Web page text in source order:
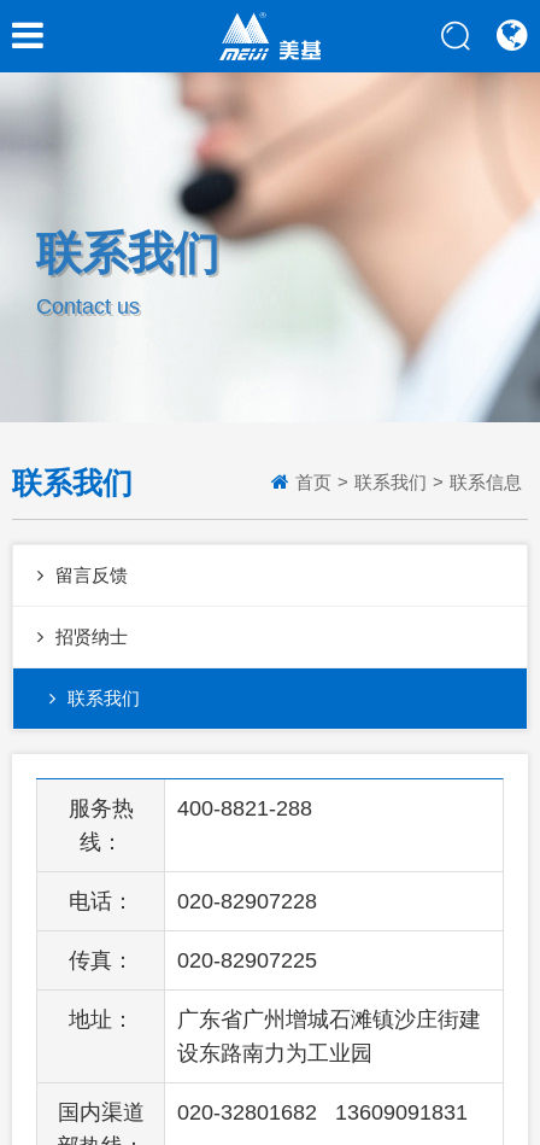
联系我们
Contact us
联系我们 首页 > 联系我们 > 联系信息
留言反馈
招贤纳士
联系我们
服务热
线：
400-8821-288
电话： 020-82907228
传真： 020-82907225
地址：
广东省广州增城石滩镇沙庄街建
设东路南力为工业园
国内渠道
020-32801682 13609091831